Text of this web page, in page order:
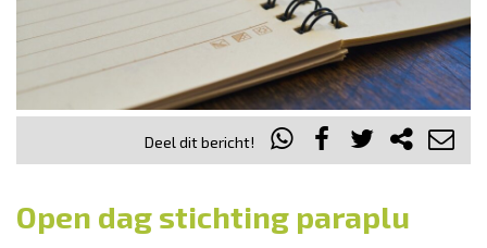
Deel dit bericht!
Open dag stichting paraplu